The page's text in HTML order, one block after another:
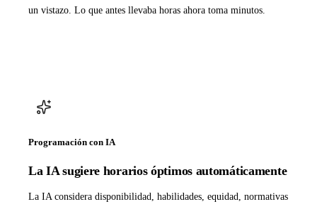
un vistazo. Lo que antes llevaba horas ahora toma minutos.
Programación con IA
La IA sugiere horarios óptimos automáticamente
La IA considera disponibilidad, habilidades, equidad, normativas